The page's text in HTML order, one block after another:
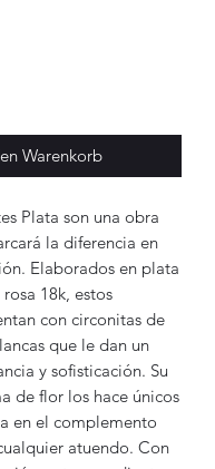
Warenkorb
Plata son una obra
la diferencia en
Elaborados en plata
18k, estos
con circonitas de
que le dan un
y sofisticación. Su
de flor los hace únicos
en el complemento
atuendo. Con